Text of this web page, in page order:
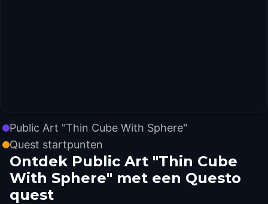
Public Art "Thin Cube With Sphere"
Quest startpunten
Ontdek Public Art "Thin Cube
With Sphere" met een Questo
quest